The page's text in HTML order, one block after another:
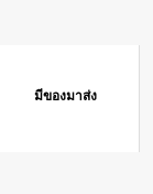
มีของมาส่ง